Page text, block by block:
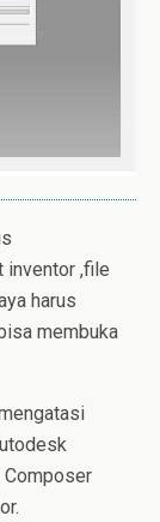
inventor ,file
harus
membuka
Composer